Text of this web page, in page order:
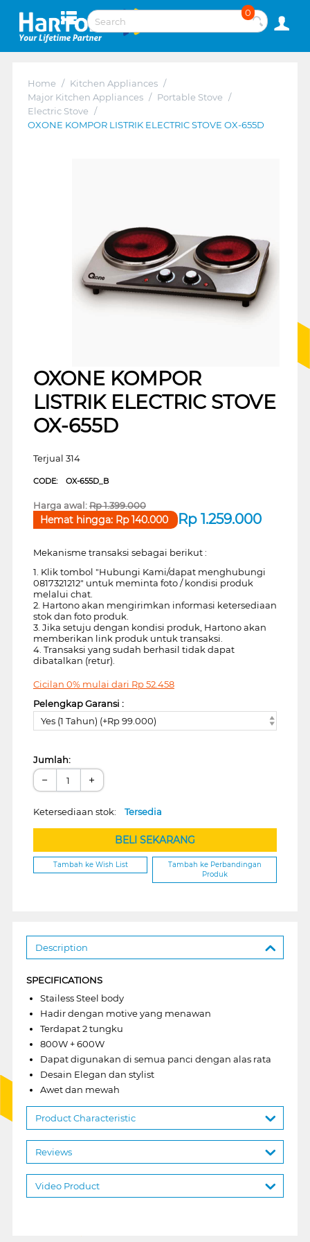
0
Home / Kitchen Appliances /
Major Kitchen Appliances / Portable Stove /
Electric Stove /
OXONE KOMPOR LISTRIK ELECTRIC STOVE OX-655D
OXONE KOMPOR
LISTRIK ELECTRIC STOVE
OX-655D
Terjual 314
CODE: OX-655D_B
Harga awal:Rp1.399.000
Rp 1.259.000
Hemat hingga: Rp140.000
Mekanisme transaksi sebagai berikut :
1. Klik tombol "Hubungi Kami/dapat menghubungi
0817321212" untuk meminta foto / kondisi produk
melalui chat.
2. Hartono akan mengirimkan informasi ketersediaan
stok dan foto produk.
3. Jika setuju dengan kondisi produk, Hartono akan
memberikan link produk untuk transaksi.
4. Transaksi yang sudah berhasil tidak dapat
dibatalkan (retur).
Cicilan 0% mulai dari Rp52.458
Pelengkap Garansi :
Yes (1 Tahun) (+Rp 99.000)
Jumlah:
− +
Ketersediaan stok: Tersedia
BELI SEKARANG
Tambah ke Wish List
Tambah ke Perbandingan
Produk
Description
SPECIFICATIONS
Stailess Steel body
Hadir dengan motive yang menawan
Terdapat 2 tungku
800W + 600W
Dapat digunakan di semua panci dengan alas rata
Desain Elegan dan stylist
Awet dan mewah
Product Characteristic
Reviews
Video Product